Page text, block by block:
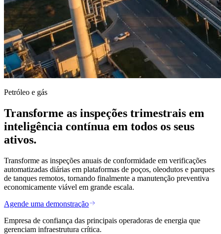
Petróleo e gás
Transforme as inspeções trimestrais em
inteligência contínua em todos os seus
ativos.
Transforme as inspeções anuais de conformidade em verificações
automatizadas diárias em plataformas de poços, oleodutos e parques
de tanques remotos, tornando finalmente a manutenção preventiva
economicamente viável em grande escala.
Agende uma demonstração
Empresa de confiança das principais operadoras de energia que
gerenciam infraestrutura crítica.